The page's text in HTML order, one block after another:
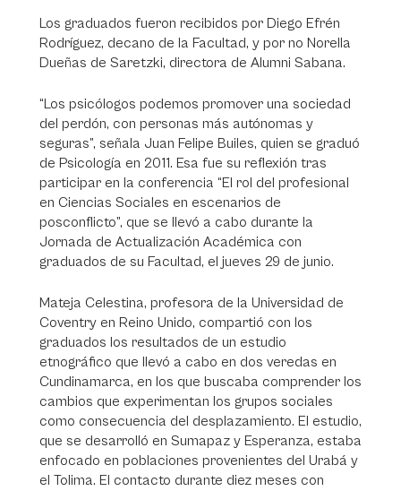
Los graduados fueron recibidos por Diego Efrén
Rodríguez, decano de la Facultad, y por no Norella
Dueñas de Saretzki, directora de Alumni Sabana.
“Los psicólogos podemos promover una sociedad
del perdón, con personas más autónomas y
seguras”, señala Juan Felipe Builes, quien se graduó
de Psicología en 2011. Esa fue su reflexión tras
participar en la conferencia “El rol del profesional
en Ciencias Sociales en escenarios de
posconflicto”, que se llevó a cabo durante la
Jornada de Actualización Académica con
graduados de su Facultad, el jueves 29 de junio.
Mateja Celestina, profesora de la Universidad de
Coventry en Reino Unido, compartió con los
graduados los resultados de un estudio
etnográfico que llevó a cabo en dos veredas en
Cundinamarca, en los que buscaba comprender los
cambios que experimentan los grupos sociales
como consecuencia del desplazamiento. El estudio,
que se desarrolló en Sumapaz y Esperanza, estaba
enfocado en poblaciones provenientes del Urabá y
el Tolima. El contacto durante diez meses con